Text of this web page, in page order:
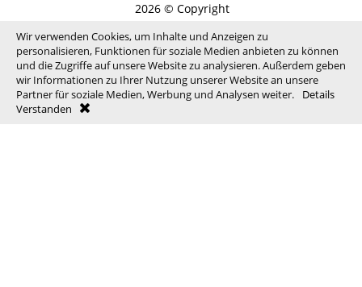
2026 © Copyright
Wir verwenden Cookies, um Inhalte und Anzeigen zu
personalisieren, Funktionen für soziale Medien anbieten zu können
und die Zugriffe auf unsere Website zu analysieren. Außerdem geben
wir Informationen zu Ihrer Nutzung unserer Website an unsere
Partner für soziale Medien, Werbung und Analysen weiter.
Details
Verstanden